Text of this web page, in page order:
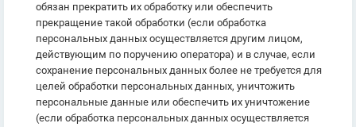
обязан прекратить их обработку или обеспечить
прекращение такой обработки (если обработка
персональных данных осуществляется другим лицом,
действующим по поручению оператора) и в случае, если
сохранение персональных данных более не требуется для
целей обработки персональных данных, уничтожить
персональные данные или обеспечить их уничтожение
(если обработка персональных данных осуществляется